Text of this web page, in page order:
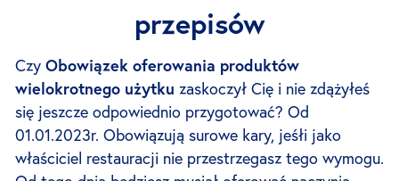
przepisów
Czy Obowiązek oferowania produktów
wielokrotnego użytku zaskoczył Cię i nie zdążyłeś
się jeszcze odpowiednio przygotować? Od
01.01.2023r. Obowiązują surowe kary, jeśłi jako
właściciel restauracji nie przestrzegasz tego wymogu.